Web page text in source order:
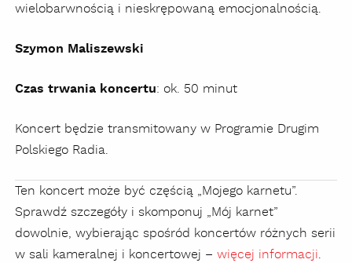
wielobarwnością i nieskrępowaną emocjonalnością.
Szymon Maliszewski
Czas trwania koncertu: ok. 50 minut
Koncert będzie transmitowany w Programie Drugim
Polskiego Radia.
Ten koncert może być częścią „Mojego karnetu”.
Sprawdź szczegóły i skomponuj „Mój karnet”
dowolnie, wybierając spośród koncertów różnych serii
w sali kameralnej i koncertowej – więcej informacji.